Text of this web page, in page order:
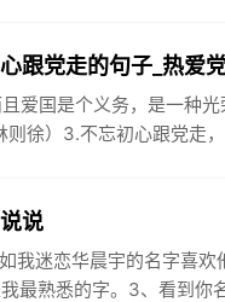
跟党走的句子_热爱
爱国是个义务，是一种
则徐）3.不忘初心跟党走
说
我迷恋华晨宇的名字喜
最熟悉的字。3、看到你